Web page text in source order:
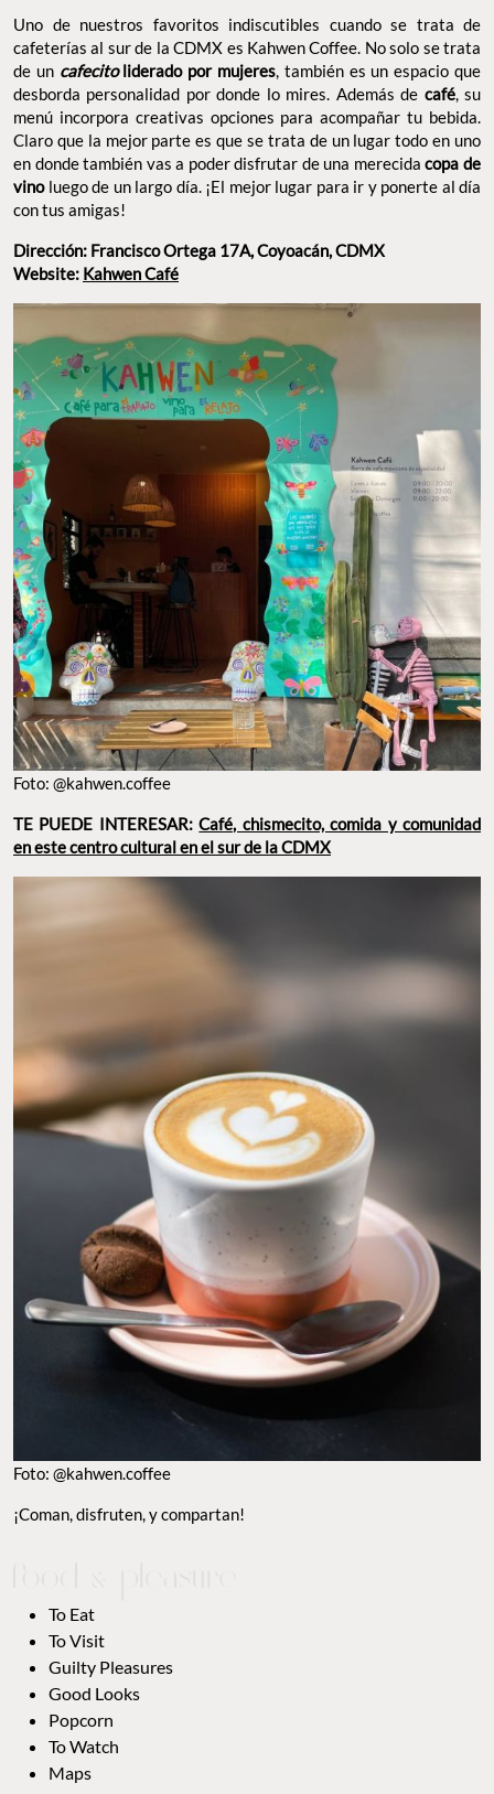
Uno de nuestros favoritos indiscutibles cuando se trata de
cafeterías al sur de la CDMX es Kahwen Coffee. No solo se trata
de un cafecitoliderado por mujeres, también es un espacio que
desborda personalidad por donde lo mires. Además de café, su
menú incorpora creativas opciones para acompañar tu bebida.
Claro que la mejor parte es que se trata de un lugar todo en uno
en donde también vas a poder disfrutar de una merecidacopa de
vinoluego de un largo día. ¡El mejor lugar para ir y ponerte al día
con tus amigas!
Dirección: Francisco Ortega 17A, Coyoacán, CDMX
Website: Kahwen Café
Foto: @kahwen.coffee
TE PUEDE INTERESAR:Café, chismecito, comida y comunidad
en este centro cultural en el sur de la CDMX
Foto: @kahwen.coffee
¡Coman, disfruten, y compartan!
To Eat
To Visit
Guilty Pleasures
Good Looks
Popcorn
To Watch
Maps